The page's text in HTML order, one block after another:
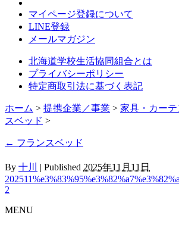
マイページ登録について
LINE登録
メールマガジン
北海道学校生活協同組合とは
プライバシーポリシー
特定商取引法に基づく表記
ホーム > 提携企業／事業 > 家具・カー
スベッド >
← フランスベッド
By 十川 | Published 2025年11月11日
2
MENU